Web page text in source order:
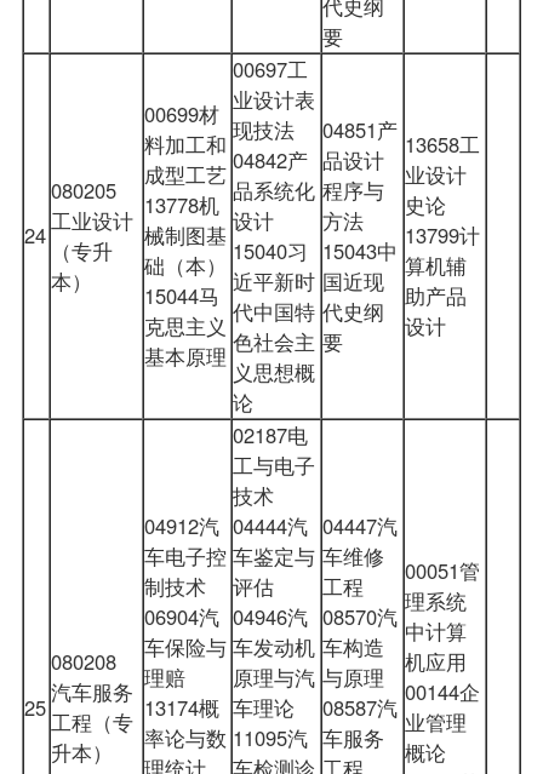
要
24
080205
工业设计
（专升
本）
00699材
料加工和
成型工艺
13778机
械制图基
础（本）
15044马
克思主义
基本原理
00697工
业设计表
现技法
04842产
品系统化
设计
15040习
近平新时
代中国特
色社会主
义思想概
论
04851产
品设计
程序与
方法
15043中
国近现
代史纲
要
13658工
业设计
史论
13799计
算机辅
助产品
设计
25
080208
汽车服务
工程（专
升本）
04912汽
车电子控
制技术
06904汽
车保险与
理赔
13174概
率论与数
理统计
02187电
工与电子
技术
04444汽
车鉴定与
评估
04946汽
车发动机
原理与汽
车理论
11095汽
车检测诊
04447汽
车维修
工程
08570汽
车构造
与原理
08587汽
车服务
工程
00051管
理系统
中计算
机应用
00144企
业管理
概论